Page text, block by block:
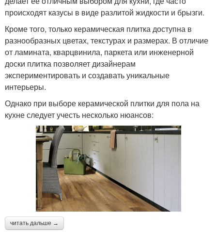
происходят казусы в виде разлитой жидкости и брызги.
Кроме того, только керамическая плитка доступна в
разнообразных цветах, текстурах и размерах. В отличие
от ламината, кварцвинила, паркета или инженерной
доски плитка позволяет дизайнерам
экспериментировать и создавать уникальные
интерьеры.
Однако при выборе керамической плитки для пола на
кухне следует учесть несколько нюансов:
читать дальше →